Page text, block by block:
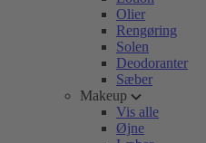
Olier
Rengøring
Solen
Deodoranter
Sæber
Makeup
Vis alle
Øjne